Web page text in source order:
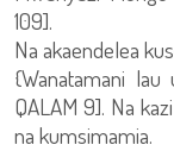
109].
Na akaendelea
{Wanatamani
QALAM 9]. Na
na kumsimamia.